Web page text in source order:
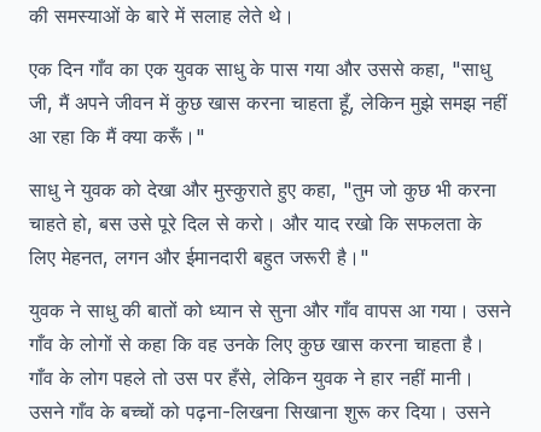
की समस्याओं के बारे में सलाह लेते थे।
एक दिन गाँव का एक युवक साधु के पास गया और उससे कहा, "साधु
जी, मैं अपने जीवन में कुछ खास करना चाहता हूँ, लेकिन मुझे समझ नहीं
आ रहा कि मैं क्या करूँ।"
साधु ने युवक को देखा और मुस्कुराते हुए कहा, "तुम जो कुछ भी करना
चाहते हो, बस उसे पूरे दिल से करो। और याद रखो कि सफलता के
लिए मेहनत, लगन और ईमानदारी बहुत जरूरी है।"
युवक ने साधु की बातों को ध्यान से सुना और गाँव वापस आ गया। उसने
गाँव के लोगों से कहा कि वह उनके लिए कुछ खास करना चाहता है।
गाँव के लोग पहले तो उस पर हँसे, लेकिन युवक ने हार नहीं मानी।
उसने गाँव के बच्चों को पढ़ना-लिखना सिखाना शुरू कर दिया। उसने